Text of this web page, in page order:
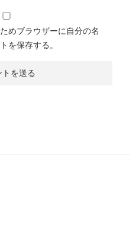
めブラウザーに自分の名
を保存する。